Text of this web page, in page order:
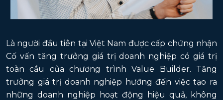
Là người đầu tiên tại Việt Nam được cấp chứng nhận
Cố vấn tăng trưởng giá trị doanh nghiệp có giá trị
toàn cầu của chương trình Value Builder. Tăng
trưởng giá trị doanh nghiệp hướng đến việc tạo ra
những doanh nghiệp hoạt động hiệu quả, không